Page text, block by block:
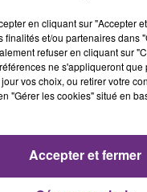
8h37
8h37
en cliquant sur "Accepter
finalités et/ou partenaires dans
refuser en cliquant sur
ne s'appliqueront que
vos choix, ou retirer votre
"Gérer les cookies" situé en
Accepter et fermer